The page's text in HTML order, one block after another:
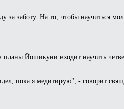
заботу. На то, чтобы научиться
Йошикуни входит научить
пока я медитирую", - говорит